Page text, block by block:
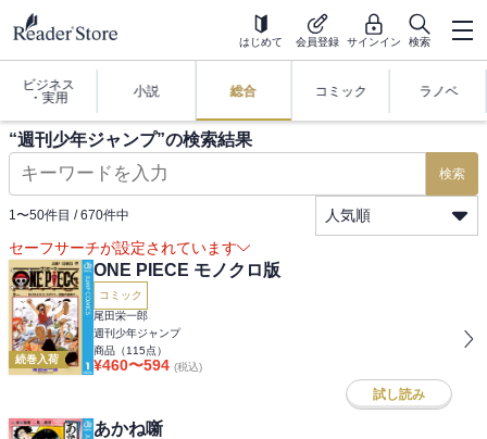
はじめて 会員登録 サインイン 検索
ビジネス
・実用
小説 総合 コミック ラノベ
“週刊少年ジャンプ”の検索結果
検索
1〜50件目 / 670件中
人気順
セーフサーチが設定されています
続巻入荷
ONE PIECE モノクロ版
コミック
尾田栄一郎
週刊少年ジャンプ
商品（115点）
¥460〜594 (税込)
試し読み
あかね噺